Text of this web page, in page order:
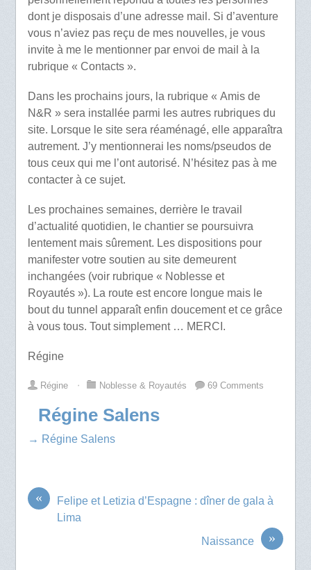
dont je disposais d’une adresse mail. Si d’aventure
vous n’aviez pas reçu de mes nouvelles, je vous
invite à me le mentionner par envoi de mail à la
rubrique « Contacts ».
Dans les prochains jours, la rubrique « Amis de
N&R » sera installée parmi les autres rubriques du
site. Lorsque le site sera réaménagé, elle apparaîtra
autrement. J’y mentionnerai les noms/pseudos de
tous ceux qui me l’ont autorisé. N’hésitez pas à me
contacter à ce sujet.
Les prochaines semaines, derrière le travail
d’actualité quotidien, le chantier se poursuivra
lentement mais sûrement. Les dispositions pour
manifester votre soutien au site demeurent
inchangées (voir rubrique « Noblesse et
Royautés »). La route est encore longue mais le
bout du tunnel apparaît enfin doucement et ce grâce
à vous tous. Tout simplement … MERCI.
Régine
Régine ⋅ Noblesse & Royautés 69 Comments
Régine Salens
→ Régine Salens
«
Felipe et Letizia d’Espagne : dîner de gala à
Lima
»
Naissance